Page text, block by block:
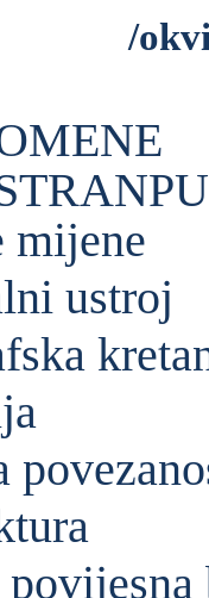
/
mijene
ustroj